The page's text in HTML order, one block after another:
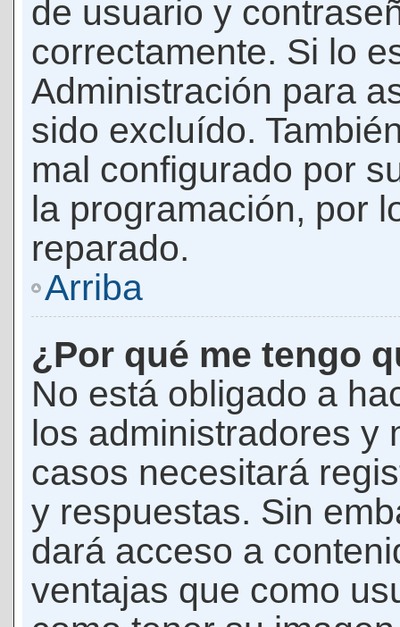
de usuario y
correctamente. Si lo
Administración para
sido excluído.
mal configurado por
la programación, por
reparado.
Arriba
¿Por qué me tengo
No está obligado a
los administradores y
casos necesitará
y respuestas. Sin
dará acceso a
ventajas que como